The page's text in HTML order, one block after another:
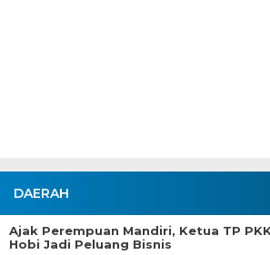
DAERAH
Ajak Perempuan Mandiri, Ketua TP
Hobi Jadi Peluang Bisnis